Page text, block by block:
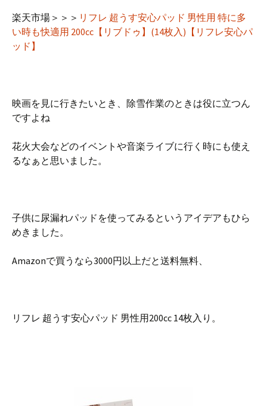
楽天市場＞＞＞ リフレ 超うす安心パッド 男性用 特に多
い時も快適用 200cc【リブドゥ】(14枚入)【リフレ安心パ
ッド】
映画を見に行きたいとき、除雪作業のときは役に立つん
ですよね
花火大会などのイベントや音楽ライブに行く時にも使え
るなぁと思いました。
子供に尿漏れパッドを使ってみるというアイデアもひら
めきました。
Amazonで買うなら3000円以上だと送料無料、
リフレ 超うす安心パッド 男性用200cc 14枚入り。